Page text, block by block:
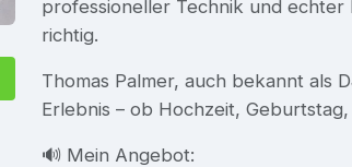
professioneller Technik und echter
richtig.
Thomas Palmer, auch bekannt als
Erlebnis – ob Hochzeit,
🔊 Mein Angebot: